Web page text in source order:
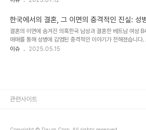
우승, 2022시즌 FA컵 ..
습니다. 이는 베트남 여행을 계획하거나 이미 여행 중인 한국인
큰 불안감을 안겨주고 있습니다. 불법 도축장 급습, 대량의 감
지고기 압수경찰은 시민 제보를 토대로 하노이의 불법 도축장
하여 ASF 증세를 보이는 돼지 45마리와 1050kg의 돼지고
450kg 등 총 4.3톤의 고기를 압수했습니다. 압수된 고기는
한국에서의 결혼, 그 이면의 충격적인 진실: 성
매매의 연관성
결혼의 이면에 숨겨진 의혹한국 남성과 결혼한 베트남 여성 B
매매를 통해 성병에 감염된 충격적인 이야기가 전해졌습니다.
아내의 성병 진단을 통해 그녀의 외도를 의심하게 되었고, 이
친한 언니와 외박을 간 후 연락이 끊겼던 점은 A씨의 의심을 더
이슈 2025.05.15
관련사이트